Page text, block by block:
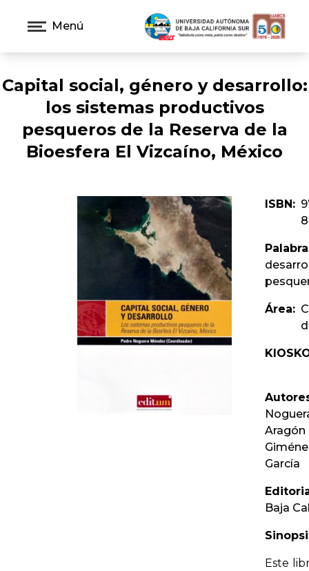
Menú
Capital social, género y desarrollo:
los sistemas productivos
pesqueros de la Reserva de la
Bioesfera El Vizcaí­no, México
ISBN:
Área:
Aragón
Garcí­a
Baja
Este